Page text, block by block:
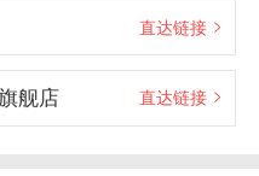
直达链接
舰店 直达链接